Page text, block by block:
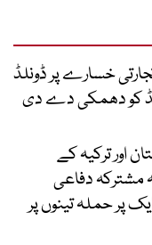
خسارے پر ڈونلڈ
کو دھمکی دے دی
اور ترکیہ کے
مشترکہ دفاعی
پر حملہ تینوں پر